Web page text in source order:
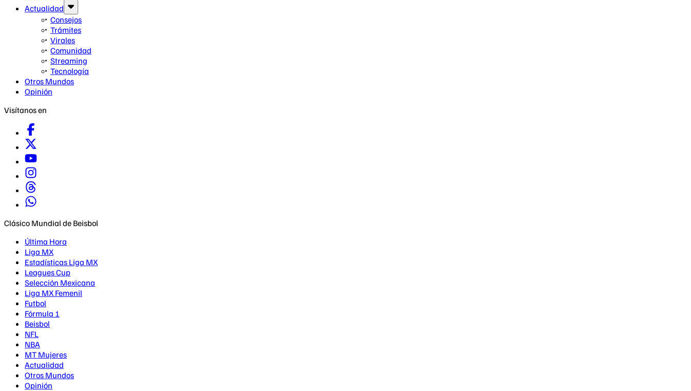
Actualidad
Consejos
Trámites
Virales
Comunidad
Streaming
Tecnología
Otros Mundos
Opinión
Visítanos en
Clásico Mundial de Beisbol
Última Hora
Liga MX
Estadísticas Liga MX
Leagues Cup
Selección Mexicana
Liga MX Femenil
Futbol
Fórmula 1
Beisbol
NFL
NBA
MT Mujeres
Actualidad
Otros Mundos
Opinión